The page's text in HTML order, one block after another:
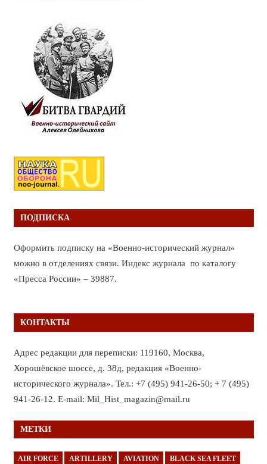
ПОДПИСКА
Оформить подписку на «Военно-исторический журнал»
можно в отделениях связи. Индекс журнала по каталогу
«Пресса России» – 39887.
КОНТАКТЫ
Адрес редакции для переписки: 119160, Москва,
Хорошёвское шоссе, д. 38д, редакция «Военно-
исторического журнала». Тел.: +7 (495) 941-26-50; + 7 (495)
941-26-12. E-mail: Mil_Hist_magazin@mail.ru
МЕТКИ
AIR FORCE ARTILLERY AVIATION BLACK SEA FLEET